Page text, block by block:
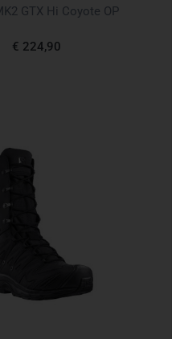
GTX Hi Coyote OP
€ 224,90